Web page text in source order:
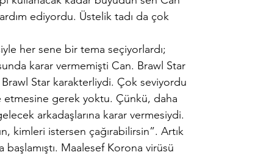
ediyordu. Üstelik tadı da çok
her sene bir tema seçiyorlardı;
karar vermemişti Can. Brawl Star
Brawl Star karakterliydi. Çok seviyordu
etmesine gerek yoktu. Çünkü, daha
arkadaşlarına karar vermesiydi.
kimleri istersen çağırabilirsin”. Artık
Maalesef Korona virüsü